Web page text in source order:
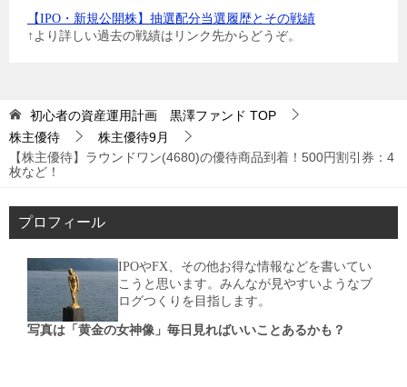
【IPO・新規公開株】抽選配分当選履歴とその戦績
↑より詳しい過去の戦績はリンク先からどうぞ。
初心者の資産運用計画 黒澤ファンド TOP
株主優待
株主優待9月
【株主優待】ラウンドワン(4680)の優待商品到着！500円割引券：4
枚など！
プロフィール
IPOやFX、その他お得な情報などを書いてい
こうと思います。みんなが見やすいようなブ
ログつくりを目指します。
写真は「黄金の女神像」毎日見ればいいことあるかも？